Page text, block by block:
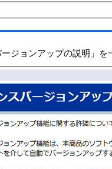
ージョンアップの説明」